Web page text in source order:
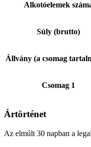
Alkotóelemek
Súly (brutto)
Állvány (a csomag
Csomag 1
Ártörténet
Az elmúlt 30 napban a